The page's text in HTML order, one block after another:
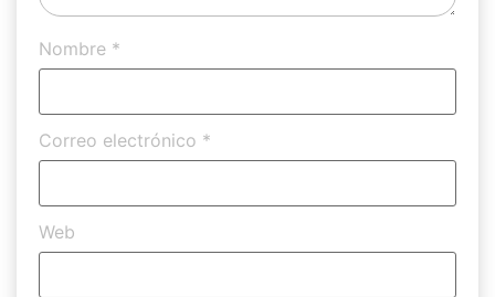
Nombre *
Correo electrónico *
Web